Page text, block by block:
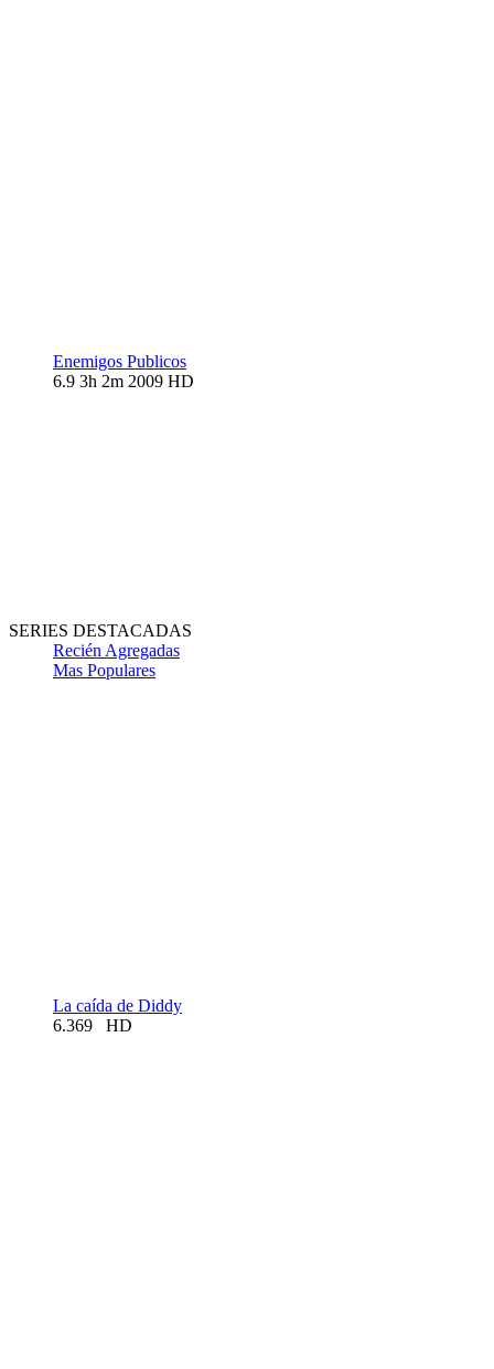
Enemigos Publicos
6.9 3h 2m 2009 HD
SERIES DESTACADAS
Recién Agregadas
Mas Populares
La caída de Diddy
6.369
HD